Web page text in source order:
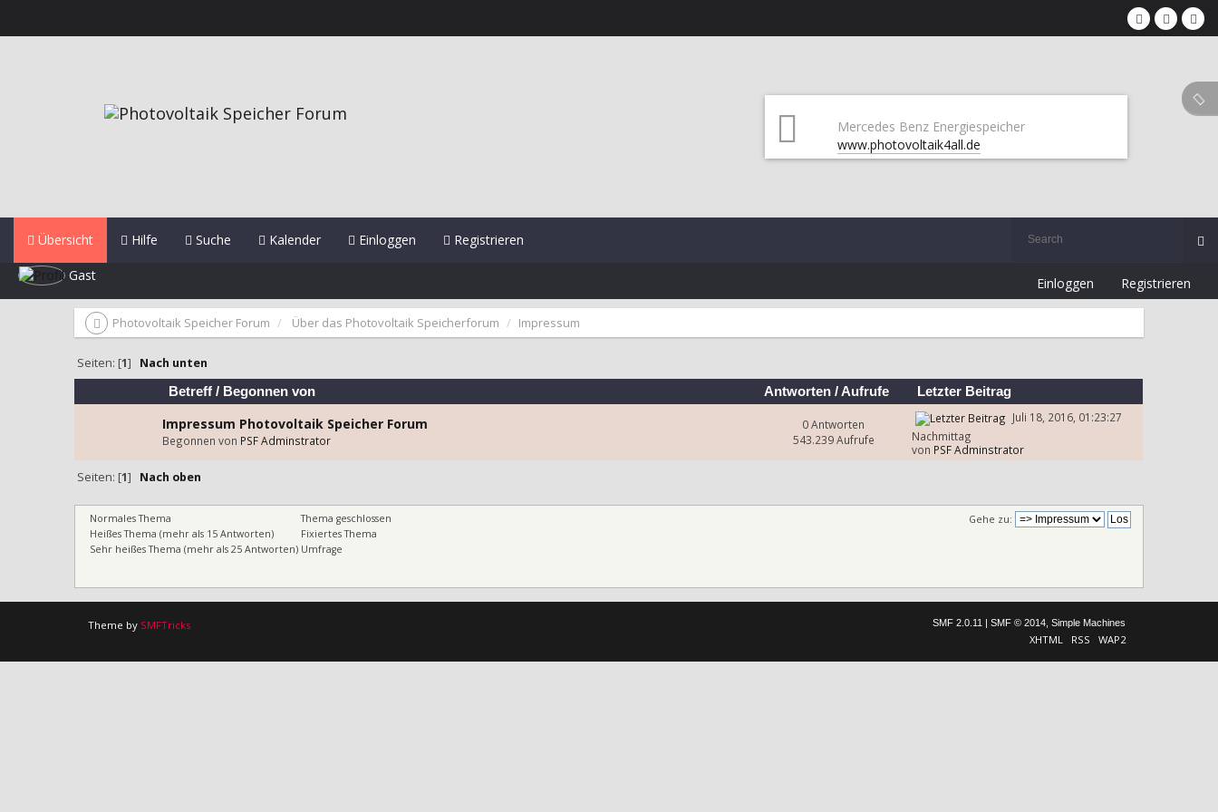
Mercedes Benz Energiespeicher
www.photovoltaik4all.de
Übersicht Hilfe Suche Kalender Einloggen Registrieren
Gast Einloggen Registrieren
Photovoltaik Speicher Forum Über das Photovoltaik Speicherforum Impressum
Seiten: [1] Nach unten
Betreff / Begonnen von Antworten /Aufrufe Letzter Beitrag
Impressum Photovoltaik Speicher Forum
Begonnen von PSF Adminstrator
0 Antworten
543.239 Aufrufe
Juli 18, 2016, 01:23:27
Nachmittag
von PSF Adminstrator
Seiten: [1] Nach oben
Gehe zu:
Normales Thema
Heißes Thema (mehr als 15 Antworten)
Sehr heißes Thema (mehr als 25 Antworten)
Thema geschlossen
Fixiertes Thema
Umfrage
Theme by SMFTricks SMF 2.0.11 SMF © 2014, Simple Machines
XHTML RSS WAP2